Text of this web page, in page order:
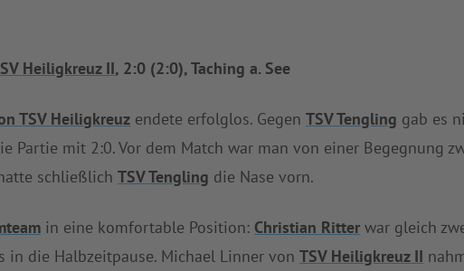
Heiligkreuz II, 2:0 (2:0), Taching a. See
TSV Heiligkreuz endete erfolglos. GegenTSV Tengling gab es
Partie mit 2:0. Vor dem Match war man von einer Begegnung
schließlichTSV Tengling die Nase vorn.
in eine komfortable Position: Christian Ritter war gleich
in die Halbzeitpause. Michael Linner vonTSV Heiligkreuz II